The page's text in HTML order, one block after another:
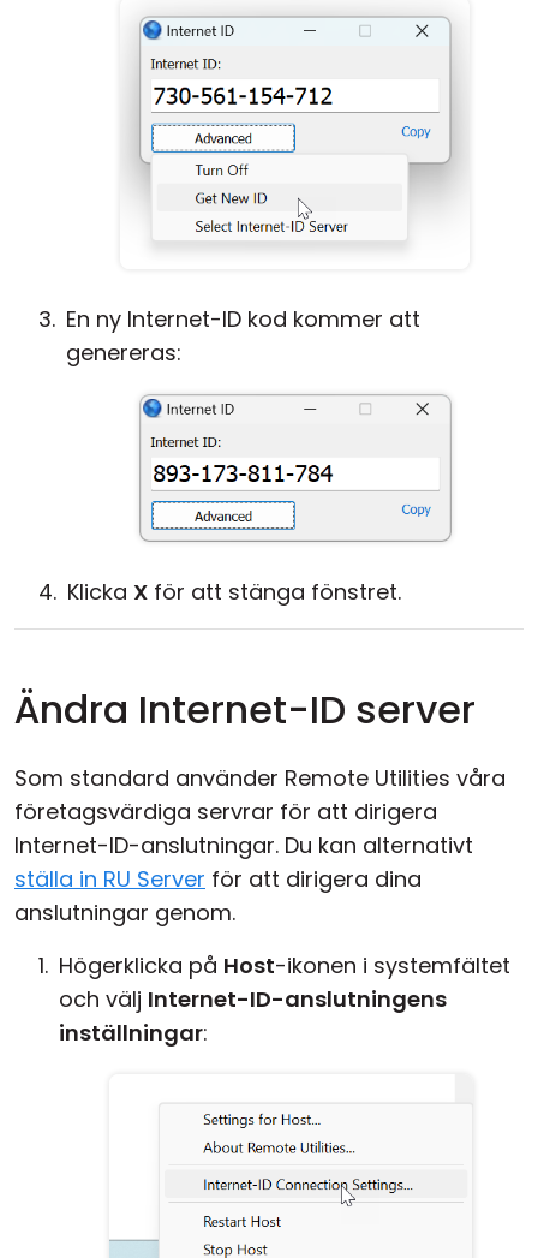
En ny Internet-ID kod kommer att
genereras:
Klicka X för att stänga fönstret.
Ändra Internet-ID server
Som standard använder Remote Utilities våra
företagsvärdiga servrar för att dirigera
Internet-ID-anslutningar. Du kan alternativt
ställa in RU Server för att dirigera dina
anslutningar genom.
Högerklicka på Host-ikonen i systemfältet
och välj Internet-ID-anslutningens
inställningar: